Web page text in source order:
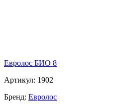
Евролос БИО 8
Артикул: 1902
Бренд: Евролос